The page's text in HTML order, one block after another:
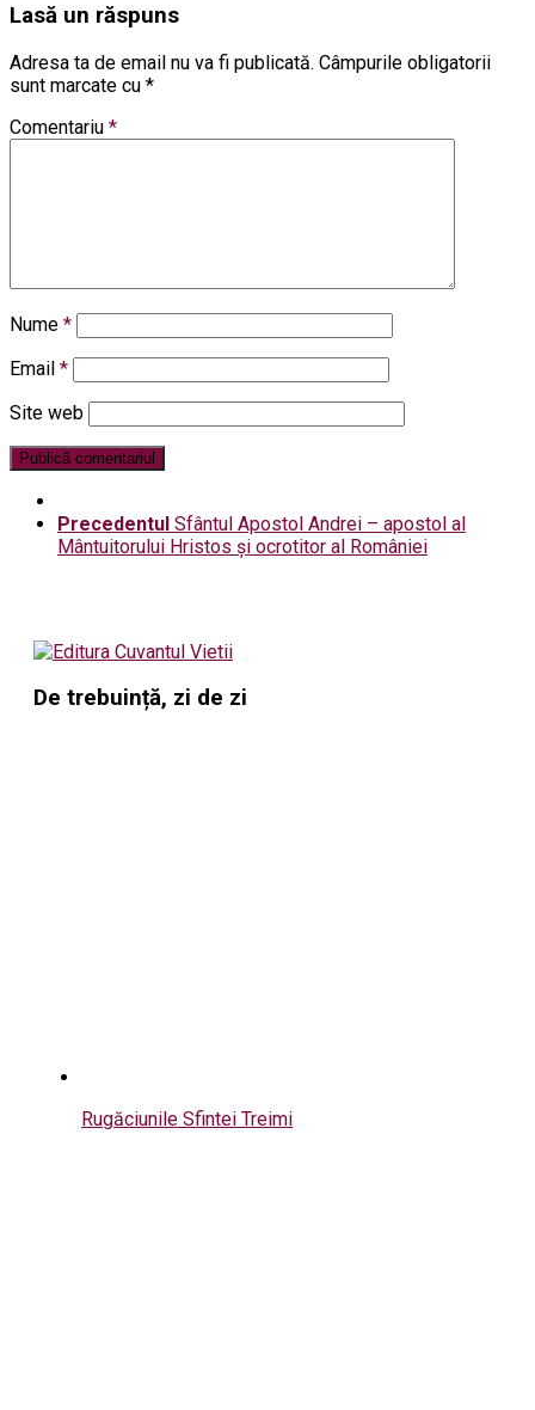
Lasă un răspuns
Adresa ta de email nu va fi publicată. Câmpurile obligatorii
sunt marcate cu *
Comentariu *
Nume *
Email *
Site web
Precedentul Sfântul Apostol Andrei – apostol al
Mântuitorului Hristos și ocrotitor al României
De trebuință, zi de zi
Rugăciunile Sfintei Treimi